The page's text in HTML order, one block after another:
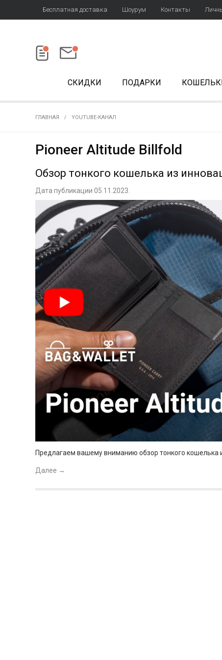
Бесплатная доставка Шоурум Контакты
СКИДКИ ПОДАРКИ
ГЛАВНАЯ YOUTUBE-КАНАЛ
Pioneer Altitude Billfold
Обзор тонкого кошелька из
Дата публикации 05.11.2023.
Предлагаем вашему вниманию обзор тонкого
Далее →